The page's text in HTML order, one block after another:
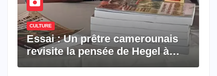
CULTURE
Essai : Un prêtre camerounais
revisite la pensée de Hegel à